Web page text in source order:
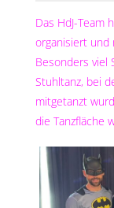
Das HdJ-Team
organisiert und
Besonders viel
Stuhltanz, bei
mitgetanzt
die Tanzfläche